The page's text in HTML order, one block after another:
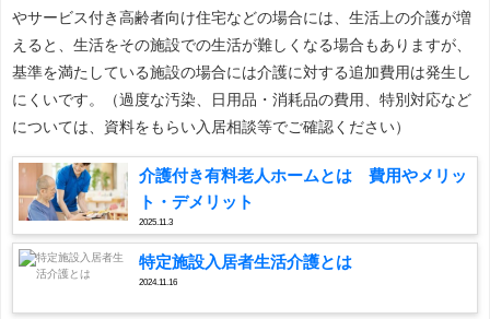
やサービス付き高齢者向け住宅などの場合には、生活上の介護が増
えると、生活をその施設での生活が難しくなる場合もありますが、
基準を満たしている施設の場合には介護に対する追加費用は発生し
にくいです。（過度な汚染、日用品・消耗品の費用、特別対応など
については、資料をもらい入居相談等でご確認ください）
介護付き有料老人ホームとは 費用やメリッ
ト・デメリット
2025.11.3
特定施設入居者生活介護とは
2024.11.16